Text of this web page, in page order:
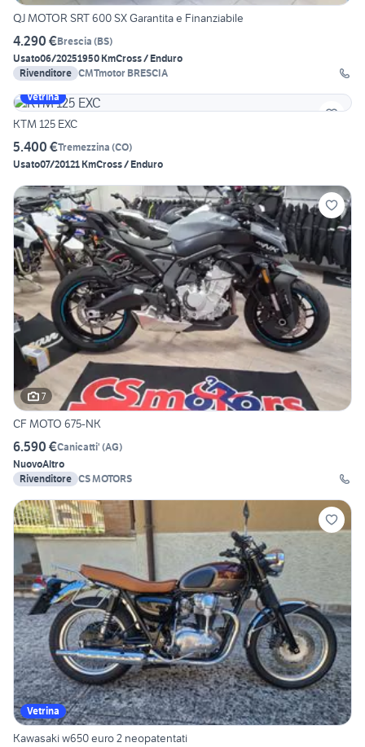
QJ MOTOR SRT 600 SX Garantita e Finanziabile
4.290 €Brescia (BS)
Usato06/20251950 KmCross / Enduro
Rivenditore CMTmotor BRESCIA
Vetrina
KTM 125 EXC
5.400 €Tremezzina (CO)
Usato07/20121 KmCross / Enduro
7
CF MOTO 675-NK
6.590 €Canicatti' (AG)
NuovoAltro
Rivenditore CS MOTORS
Vetrina
Kawasaki w650 euro 2 neopatentati